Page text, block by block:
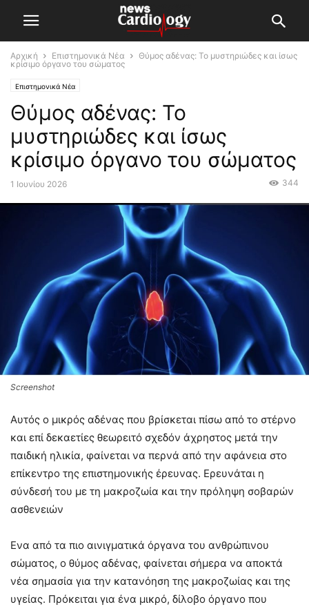
Αρχική Επιστημονικά Νέα
Θύμος αδένας: Το μυστηριώδες και ίσως
κρίσιμο όργανο του σώματος
Επιστημονικά Νέα
Θύμος αδένας: Το
μυστηριώδες και ίσως
κρίσιμο όργανο του σώματος
1 Ιουνίου 2026 344
Screenshot
Αυτός ο μικρός αδένας που βρίσκεται πίσω από το στέρνο
και επί δεκαετίες θεωρειτό σχεδόν άχρηστος μετά την
παιδική ηλικία, φαίνεται να περνά από την αφάνεια στο
επίκεντρο της επιστημονικής έρευνας. Ερευνάται η
σύνδεσή του με τη μακροζωία και την πρόληψη σοβαρών
ασθενειών
Ενα από τα πιο αινιγματικά όργανα του ανθρώπινου
σώματος, ο θύμος αδένας, φαίνεται σήμερα να αποκτά
νέα σημασία για την κατανόηση της μακροζωίας και της
υγείας. Πρόκειται για ένα μικρό, δίλοβο όργανο που